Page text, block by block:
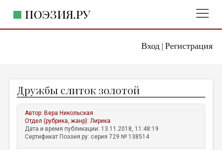
Вход| Регистрация
ПОЭЗИЯ.РУ
ЖАНРЫ
АВТОРЫ
КОММЕНТАРИИ
ЛИТСАЛОН
Дружбы слиток золотой
Автор: Вера Никольская
Отдел (рубрика, жанр):Лирика
Дата и время публикации: 13.11.2018, 11:48:19
Сертификат Поэзия.ру: серия 729 № 138514